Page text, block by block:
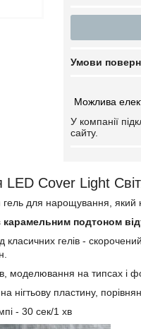
У компанії
сайту.
Cover Light
для нарощування, який
подтоном
класичних гелів -
моделювання на типсах і
нігтьову пластину,
- 30 сек/1 хв